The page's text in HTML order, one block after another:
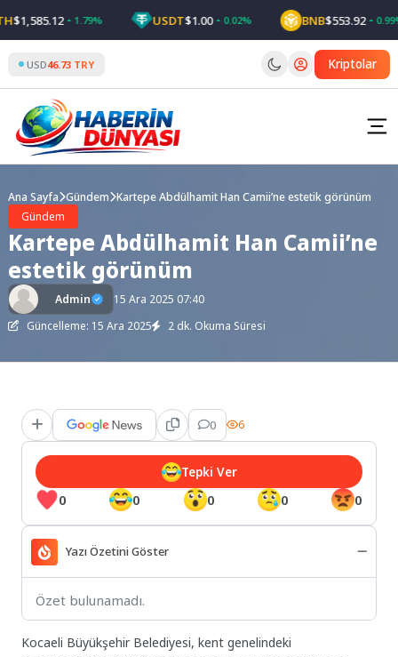
to
content
1.79% USDT$1.00 0.02% BNB$553.92 0.99%
USD46.73 TRY Kriptolar
Ana Sayfa Gündem Kartepe Abdülhamit Han Camii’ne estetik görünüm
Gündem
Kartepe Abdülhamit Han Camii’ne
estetik görünüm
Admin
15 Ara 2025 07:40
Güncelleme: 15 Ara 2025
2 dk. Okuma Süresi
0 6
0 0 0 0 0
Tepki Ver
Yazı Özetini Göster
Özet bulunamadı.
Kocaeli Büyükşehir Belediyesi, kent genelindeki